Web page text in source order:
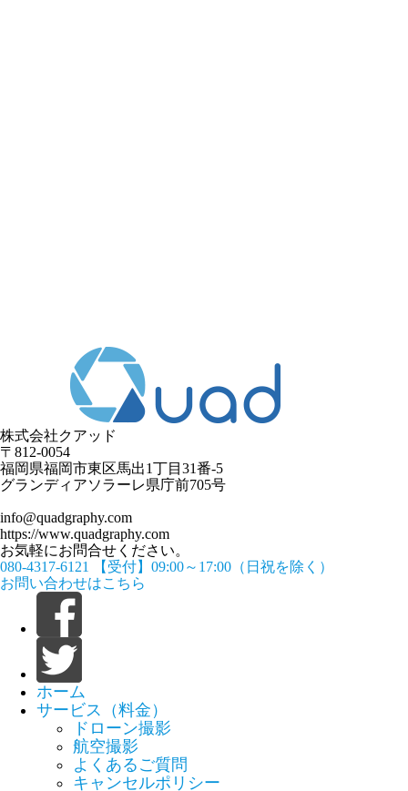
株式会社クアッド
〒812-0054
​福岡県福岡市東区馬出1丁目31番-5
グランディアソラーレ県庁前705号
info@quadgraphy.com
https://www.quadgraphy.com
お気軽にお問合せください。
080-4317-6121
【受付】09:00～17:00（日祝を除く）
お問い合わせはこちら
ホーム
サービス（料金）
ドローン撮影
航空撮影
よくあるご質問
キャンセルポリシー